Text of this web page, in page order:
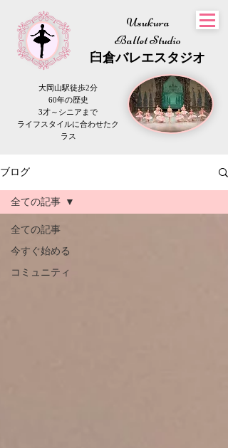
Usukura
Ballet Studio
​臼倉バレエスタジオ
大岡山駅徒歩2分
60年の歴史
3才～シニアまで
​ライフスタイルに合わせたク
ラス
ブログ
全ての記事
今すぐ始める
コミュニティ
全ての記事